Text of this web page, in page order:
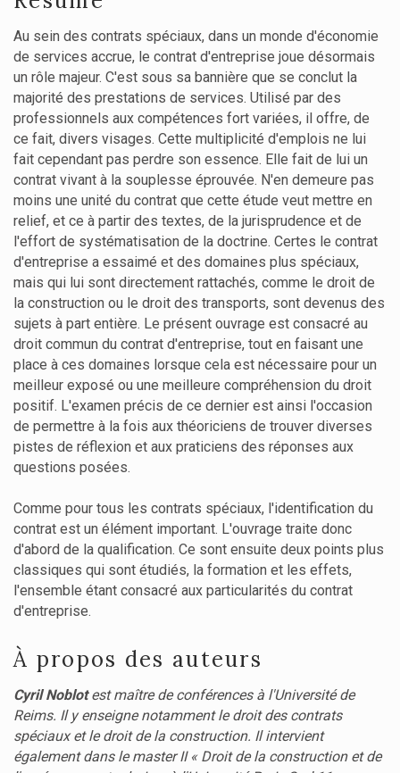
Au sein des contrats spéciaux, dans un monde d'économie
de services accrue, le contrat d'entreprise joue désormais
un rôle majeur. C'est sous sa bannière que se conclut la
majorité des prestations de services. Utilisé par des
professionnels aux compétences fort variées, il offre, de
ce fait, divers visages. Cette multiplicité d'emplois ne lui
fait cependant pas perdre son essence. Elle fait de lui un
contrat vivant à la souplesse éprouvée. N'en demeure pas
moins une unité du contrat que cette étude veut mettre en
relief, et ce à partir des textes, de la jurisprudence et de
l'effort de systématisation de la doctrine. Certes le contrat
d'entreprise a essaimé et des domaines plus spéciaux,
mais qui lui sont directement rattachés, comme le droit de
la construction ou le droit des transports, sont devenus des
sujets à part entière. Le présent ouvrage est consacré au
droit commun du contrat d'entreprise, tout en faisant une
place à ces domaines lorsque cela est nécessaire pour un
meilleur exposé ou une meilleure compréhension du droit
positif. L'examen précis de ce dernier est ainsi l'occasion
de permettre à la fois aux théoriciens de trouver diverses
pistes de réflexion et aux praticiens des réponses aux
questions posées.
Comme pour tous les contrats spéciaux, l'identification du
contrat est un élément important. L'ouvrage traite donc
d'abord de la qualification. Ce sont ensuite deux points plus
classiques qui sont étudiés, la formation et les effets,
l'ensemble étant consacré aux particularités du contrat
d'entreprise.
À propos des auteurs
Cyril Noblotest maître de conférences à l'Université de
Reims. Il y enseigne notamment le droit des contrats
spéciaux et le droit de la construction. Il intervient
également dans le master II « Droit de la construction et de